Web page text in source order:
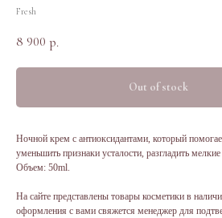
Fresh
8 900 р.
Out of stock
Ночной крем с антиоксидантами, который
уменьшить признаки усталости, разгладить
Объем: 50ml.
На сайте представлены товары косметики в
оформления с вами свяжется менеджер для